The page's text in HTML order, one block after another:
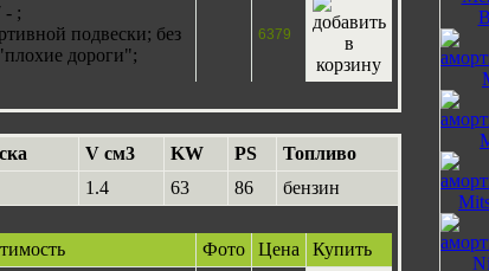
- ;
подвески; без
дороги";
6379
V см3 KW PS Топливо
1.4 63 86 бензин
Фото Цена Купить